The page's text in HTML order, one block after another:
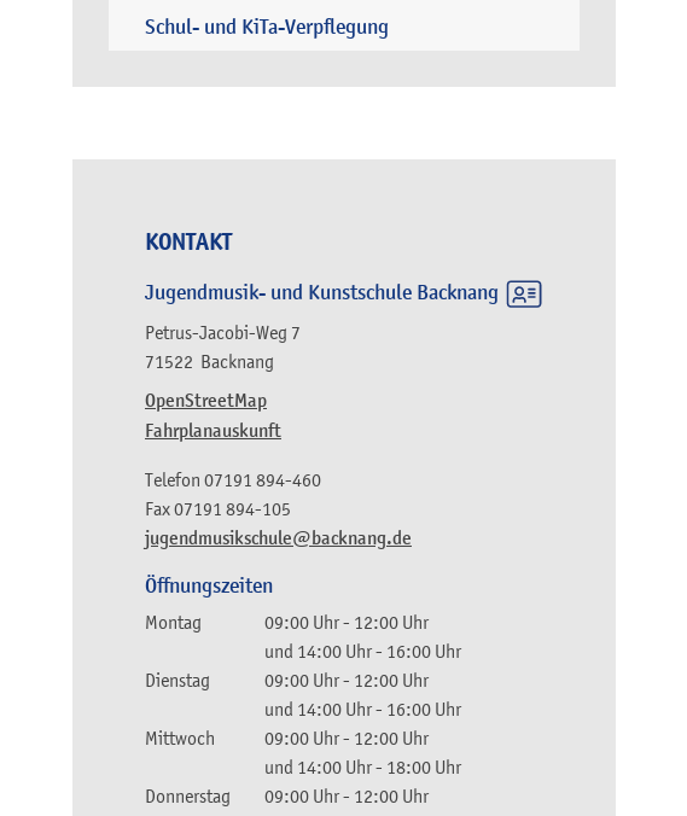
Schul- und KiTa-Verpflegung
KONTAKT
Jugendmusik- und Kunstschule Backnang
Petrus-Jacobi-Weg 7
71522 Backnang
OpenStreetMap
Fahrplanauskunft
jugendmusikschule@backnang.de
Telefon 07191 894-460
Fax07191 894-105
Öffnungszeiten
Montag 09:00 Uhr- 12:00 Uhr
und 14:00 Uhr- 16:00 Uhr
Dienstag
09:00 Uhr- 12:00 Uhr
und 14:00 Uhr- 16:00 Uhr
Mittwoch
09:00 Uhr- 12:00 Uhr
und 14:00 Uhr- 18:00 Uhr
Donnerstag
09:00 Uhr- 12:00 Uhr